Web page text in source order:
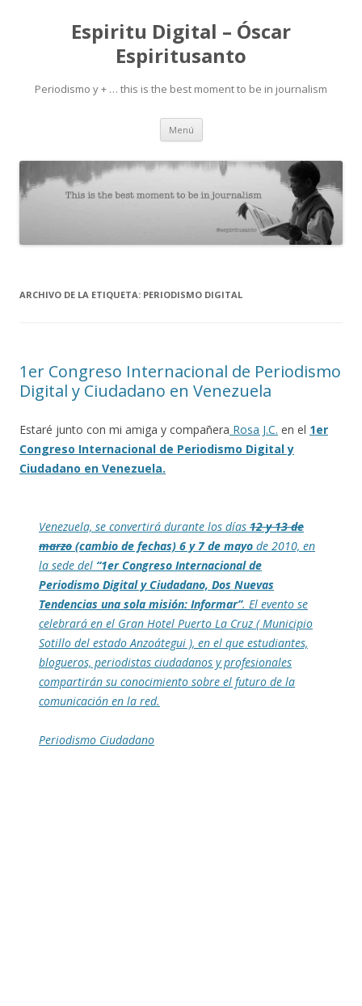
Espiritu Digital – Óscar
Espiritusanto
Periodismo y + … this is the best moment to be in journalism
Menú Ir
contenido
ARCHIVO DE LA ETIQUETA: PERIODISMO DIGITAL
1er Congreso Internacional de Periodismo
Digital y Ciudadano en Venezuela
Estaré junto con mi amiga y compañera Rosa J.C. en el 1er
Congreso Internacional de Periodismo Digital y
Ciudadano en Venezuela.
Venezuela, se convertirá durante los días 12 y 13 de
marzo (cambio de fechas) 6 y 7 de mayo de 2010, en
la sede del “1er Congreso Internacional de
Periodismo Digital y Ciudadano, Dos Nuevas
Tendencias una sola misión: Informar”. El evento se
celebrará en el Gran Hotel Puerto La Cruz ( Municipio
Sotillo del estado Anzoátegui ), en el que estudiantes,
blogueros, periodistas ciudadanos y profesionales
compartirán su conocimiento sobre el futuro de la
comunicación en la red.
Periodismo Ciudadano